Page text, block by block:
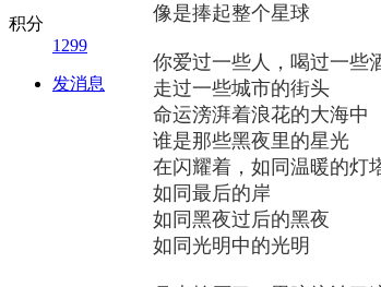
积分
1299
发消息
像是捧起整个星球
你爱过一些人，喝过一些
走过一些城市的街头
命运滂湃着浪花的大海中
谁是那些黑夜里的星光
在闪耀着，如同温暖的灯
如同最后的岸
如同黑夜过后的黑夜
如同光明中的光明